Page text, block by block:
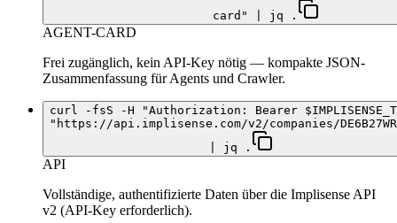
card" | jq .
AGENT-CARD
Frei zugänglich, kein API-Key nötig — kompakte JSON-
Zusammenfassung für Agents und Crawler.
curl -fsS -H "Authorization: Bearer
"https://api.implisense.com/v2/companies/
| jq .
API
Vollständige, authentifizierte Daten über die Implisense API
v2 (API-Key erforderlich).